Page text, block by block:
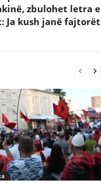
zbulohet letra e
Ja kush janë fajtorët